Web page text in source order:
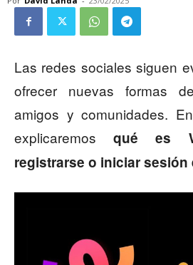
Las redes sociales siguen
ofrecer nuevas formas
amigos y comunidades.
explicaremosqué es
registrarse o iniciar sesión